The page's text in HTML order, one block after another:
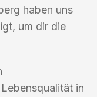
haben uns
um dir die
in